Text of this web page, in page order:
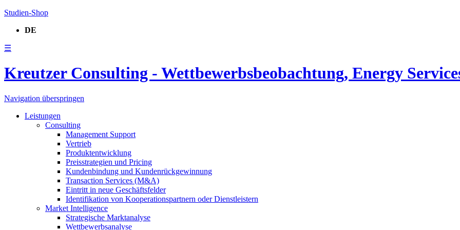
Studien-Shop
DE
☰
Kreutzer Consulting - Wettbewerbsbeobachtung, Energy
Navigation überspringen
Leistungen
Consulting
Management Support
Vertrieb
Produktentwicklung
Preisstrategien und Pricing
Kundenbindung und Kundenrückgewinnung
Transaction Services (M&A)
Eintritt in neue Geschäftsfelder
Identifikation von Kooperationspartnern oder Dienstleistern
Market Intelligence
Strategische Marktanalyse
Wettbewerbsanalyse